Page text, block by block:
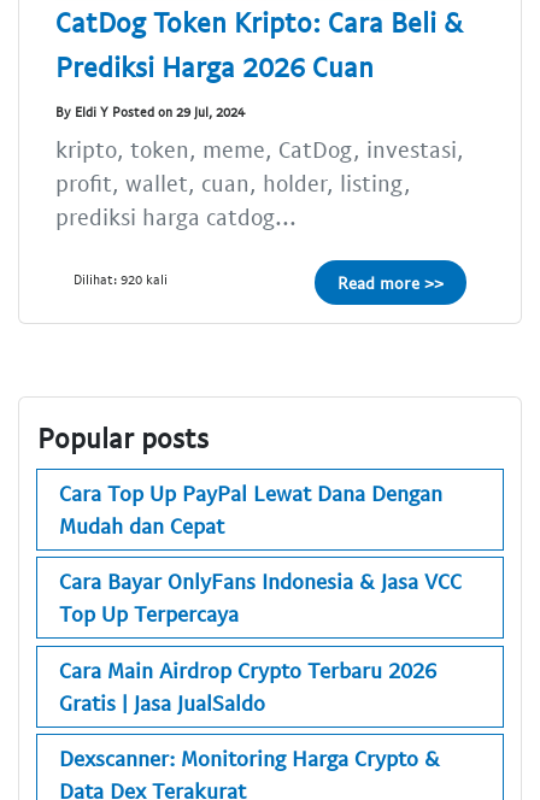
CatDog Token Kripto: Cara Beli &
Prediksi Harga 2026 Cuan
By Eldi Y Posted on 29 Jul, 2024
kripto, token, meme, CatDog, investasi,
profit, wallet, cuan, holder, listing,
prediksi harga catdog...
Dilihat: 920 kali Read more >>
Popular posts
Cara Top Up PayPal Lewat Dana Dengan
Mudah dan Cepat
Cara Bayar OnlyFans Indonesia & Jasa VCC
Top Up Terpercaya
Cara Main Airdrop Crypto Terbaru 2026
Gratis | Jasa JualSaldo
Dexscanner: Monitoring Harga Crypto &
Data Dex Terakurat